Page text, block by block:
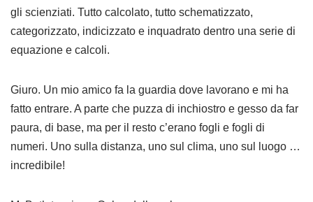
gli scienziati. Tutto calcolato, tutto schematizzato,
categorizzato, indicizzato e inquadrato dentro una serie di
equazione e calcoli.
Giuro. Un mio amico fa la guardia dove lavorano e mi ha
fatto entrare. A parte che puzza di inchiostro e gesso da far
paura, di base, ma per il resto c’erano fogli e fogli di
numeri. Uno sulla distanza, uno sul clima, uno sul luogo …
incredibile!